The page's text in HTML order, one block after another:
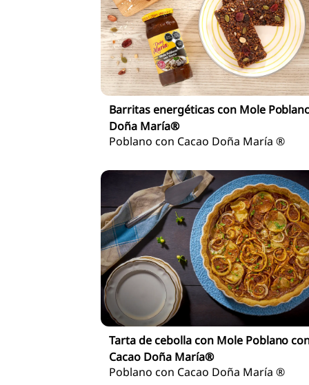
Barritas energéticas con Mole
Doña María®
Poblano con Cacao Doña María ®
Tarta de cebolla con Mole Poblano
Cacao Doña María®
Poblano con Cacao Doña María ®